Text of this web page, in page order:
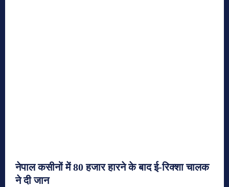
नेपाल कसीनों में 80 हजार हारने के बाद ई-रिक्शा चालक
ने दी जान